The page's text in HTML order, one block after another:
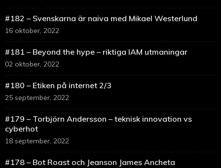
#182 – Svenskarna är naiva med Mikael Westerlund
16 oktober, 2022
#181 – Beyond the hype – riktiga IAM utmaningar
02 oktober, 2022
#180 – Etiken på internet 2/3
25 september, 2022
#179 – Torbjörn Andersson – teknisk innovation vs
cyberhot
18 september, 2022
#178 – Bot Roast och Jeanson James Ancheta